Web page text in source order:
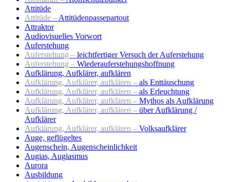
Attitüde
Attitüde – Attitüdenpassepartout
Attraktor
Audiovisuelles Vorwort
Auferstehung
Auferstehung – leichtfertiger Versuch der Auferstehung
Auferstehung – Wiederauferstehungshoffnung
Aufklärung, Aufklärer, aufklären
Aufklärung, Aufklärer, aufklären – als Enttäuschung
Aufklärung, Aufklärer, aufklären – als Erleuchtung
Aufklärung, Aufklärer, aufklären – Mythos als Aufklärung
Aufklärung, Aufklärer, aufklären – über Aufklärung /
Aufklärer
Aufklärung, Aufklärer, aufklären – Volksaufklärer
Auge, geflügeltes
Augenschein, Augenscheinlichkeit
Augias, Augiasmus
Aurora
Ausbildung